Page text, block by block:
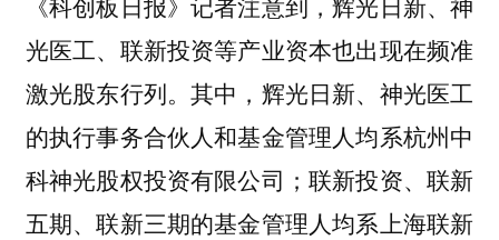
光医工、联新投资等产业资本也出现在频准
激光股东行列。其中，辉光日新、神光医工
的执行事务合伙人和基金管理人均系杭州中
科神光股权投资有限公司；联新投资、联新
五期、联新三期的基金管理人均系上海联新